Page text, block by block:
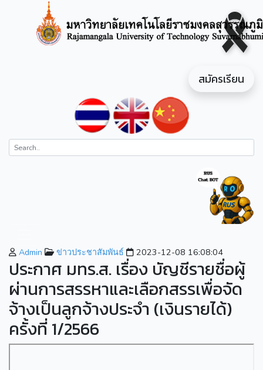
สมัครเรียน
Admin ข่าวประชาสัมพันธ์ 2023-12-08 16:08:04
ประกาศ มทร.ส. เรื่อง บัญชีรายชื่อผู้
ผ่านการสรรหาและเลือกสรรเพื่อจัด
จ้างเป็นลูกจ้างประจำ (เงินรายได้)
ครั้งที่ 1/2566